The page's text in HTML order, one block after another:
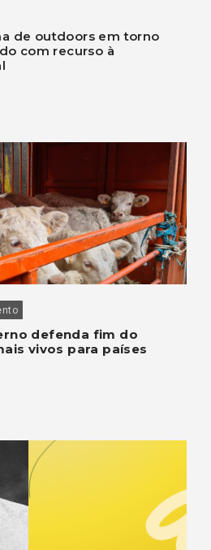
de outdoors em torno
com recurso à
defenda fim do
vivos para países